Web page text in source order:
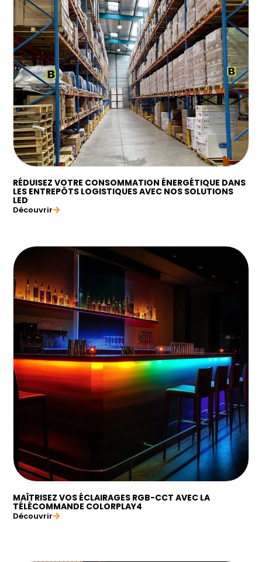
RÉDUISEZ VOTRE CONSOMMATION ÉNERGÉTIQUE DANS
LES ENTREPÔTS LOGISTIQUES AVEC NOS SOLUTIONS
LED
Découvrir
MAÎTRISEZ VOS ÉCLAIRAGES RGB-CCT AVEC LA
TÉLÉCOMMANDE COLORPLAY4
Découvrir